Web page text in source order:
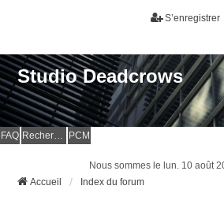
S’enregistrer
Studio Deadcrows
FAQ Rechercher PCM
Nous sommes le lun. 10 août
Accueil
Index du forum